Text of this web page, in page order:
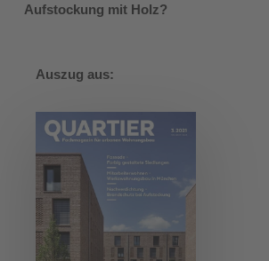
Aufstockung mit Holz?
Auszug aus: